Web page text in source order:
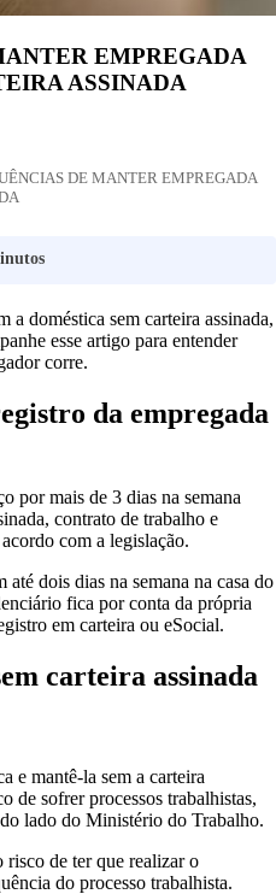
EMPREGADA
ASSINADA
DE MANTER EMPREGADA
a doméstica sem carteira assinada,
esse artigo para entender
corre.
da empregada
por mais de 3 dias na semana
contrato de trabalho e
com a legislação.
dois dias na semana na casa do
fica por conta da própria
em carteira ou eSocial.
carteira assinada
e mantê-la sem a carteira
de sofrer processos trabalhistas,
lado do Ministério do Trabalho.
risco de ter que realizar o
do processo trabalhista.